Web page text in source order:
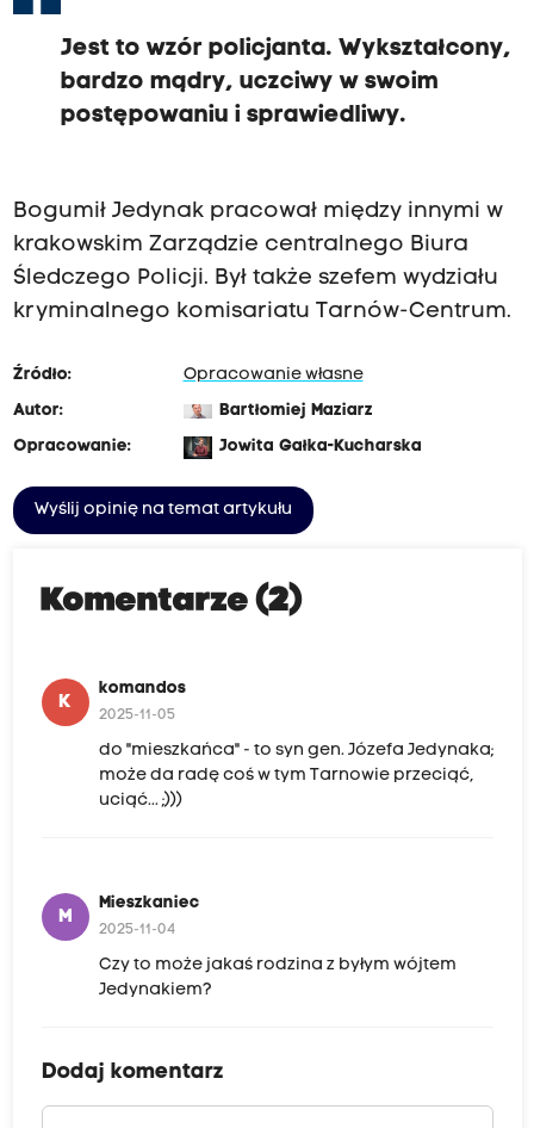
Jest to wzór policjanta. Wykształcony,
bardzo mądry, uczciwy w swoim
postępowaniu i sprawiedliwy.
Bogumił Jedynak pracował między innymi w
krakowskim Zarządzie centralnego Biura
Śledczego Policji. Był także szefem wydziału
kryminalnego komisariatu Tarnów-Centrum.
Źródło:
Opracowanie własne
Autor:
Bartłomiej Maziarz
Opracowanie:
Jowita Gałka-Kucharska
Wyślij opinię na temat artykułu
Komentarze (2)
K
komandos
2025-11-05
do "mieszkańca" - to syn gen. Józefa Jedynaka;
może da radę coś w tym Tarnowie przeciąć,
uciąć... ;)))
M
Mieszkaniec
2025-11-04
Czy to może jakaś rodzina z byłym wójtem
Jedynakiem?
Dodaj komentarz